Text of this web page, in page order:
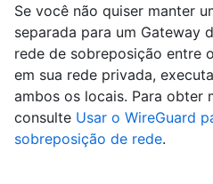
Se você não quiser manter
separada para um Gateway
rede de sobreposição entre
em sua rede privada,
ambos os locais. Para obter
consulte Usar o WireGuard
sobreposição de rede.